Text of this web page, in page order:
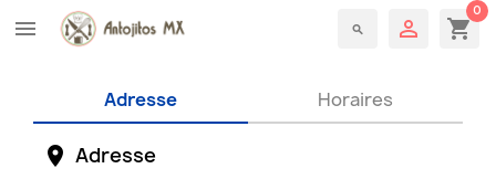
menu search  shopping_cart
0
AntojitosMx
Adresse Horaires
location_on Adresse